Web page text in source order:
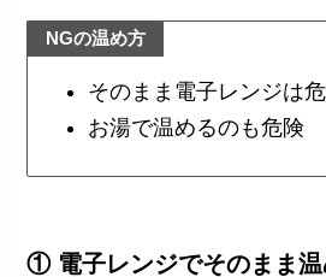
NGの温め方
そのまま電子レンジは
お湯で温めるのも危険
① 電子レンジでそのまま温